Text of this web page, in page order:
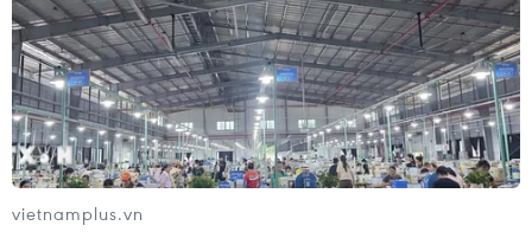
vietnamplus.vn